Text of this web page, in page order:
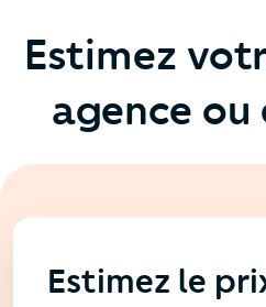
Estimez
agence ou
Estimez le